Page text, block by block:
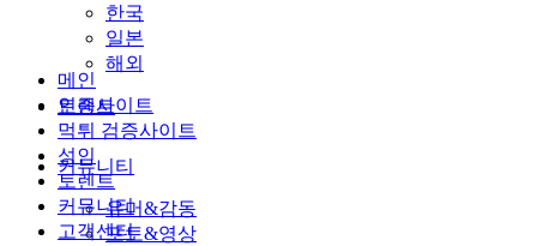
한국
일본
해외
토렌트
커뮤니티
유머&감동
포토&영상
메인
인증사이트
먹튀 검증사이트
성인
토렌트
커뮤니티
고객센터